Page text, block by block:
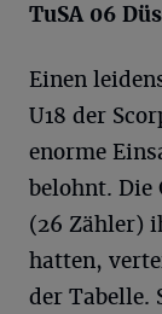
TuSA 06
Einen
U18 der
enorme
belohnt. Die
(26 Zähler)
hatten,
der Tabelle.